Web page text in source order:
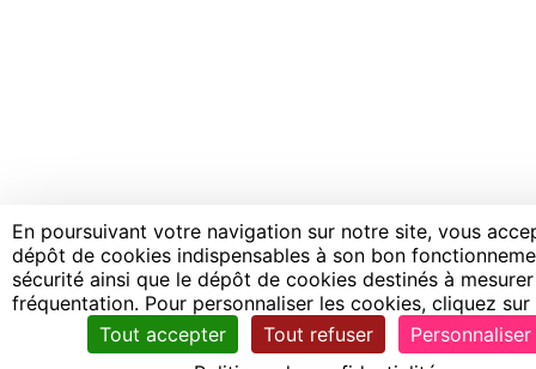
En poursuivant votre navigation sur notre site, vous
dépôt de cookies indispensables à son bon
sécurité ainsi que le dépôt de cookies destinés à
fréquentation. Pour personnaliser les cookies, cliquez sur
Tout accepter
Tout refuser
Personnaliser